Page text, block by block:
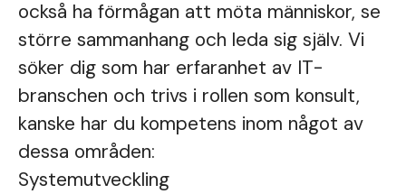
också ha förmågan att möta människor, se
större sammanhang och leda sig själv. Vi
söker dig som har erfaranhet av IT-
branschen och trivs i rollen som konsult,
kanske har du kompetens inom något av
dessa områden:
Systemutveckling